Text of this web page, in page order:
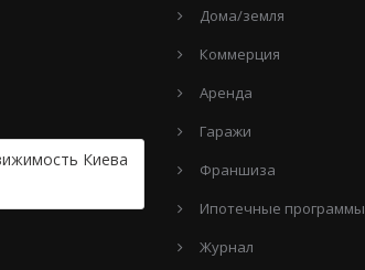
Дома/земля
Коммерция
Аренда
Гаражи
Франшиза
Ипотечные программы
Журнал